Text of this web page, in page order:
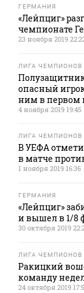
ГЕРМАНИЯ
«Лейпциг»
чемпионате
23 ноября 2019
ЛИГА ЧЕМПИОНОВ
опасный
ним в первом
4 ноября 2019 19:45
ЛИГА ЧЕМПИОНОВ
В УЕФА
в матче
1 ноября 2019 16:36
ГЕРМАНИЯ
«Лейпциг»
и вышел в 1/8
30 октября 2019
ЛИГА ЧЕМПИОНОВ
Ракицкий
команду
24 октября 2019